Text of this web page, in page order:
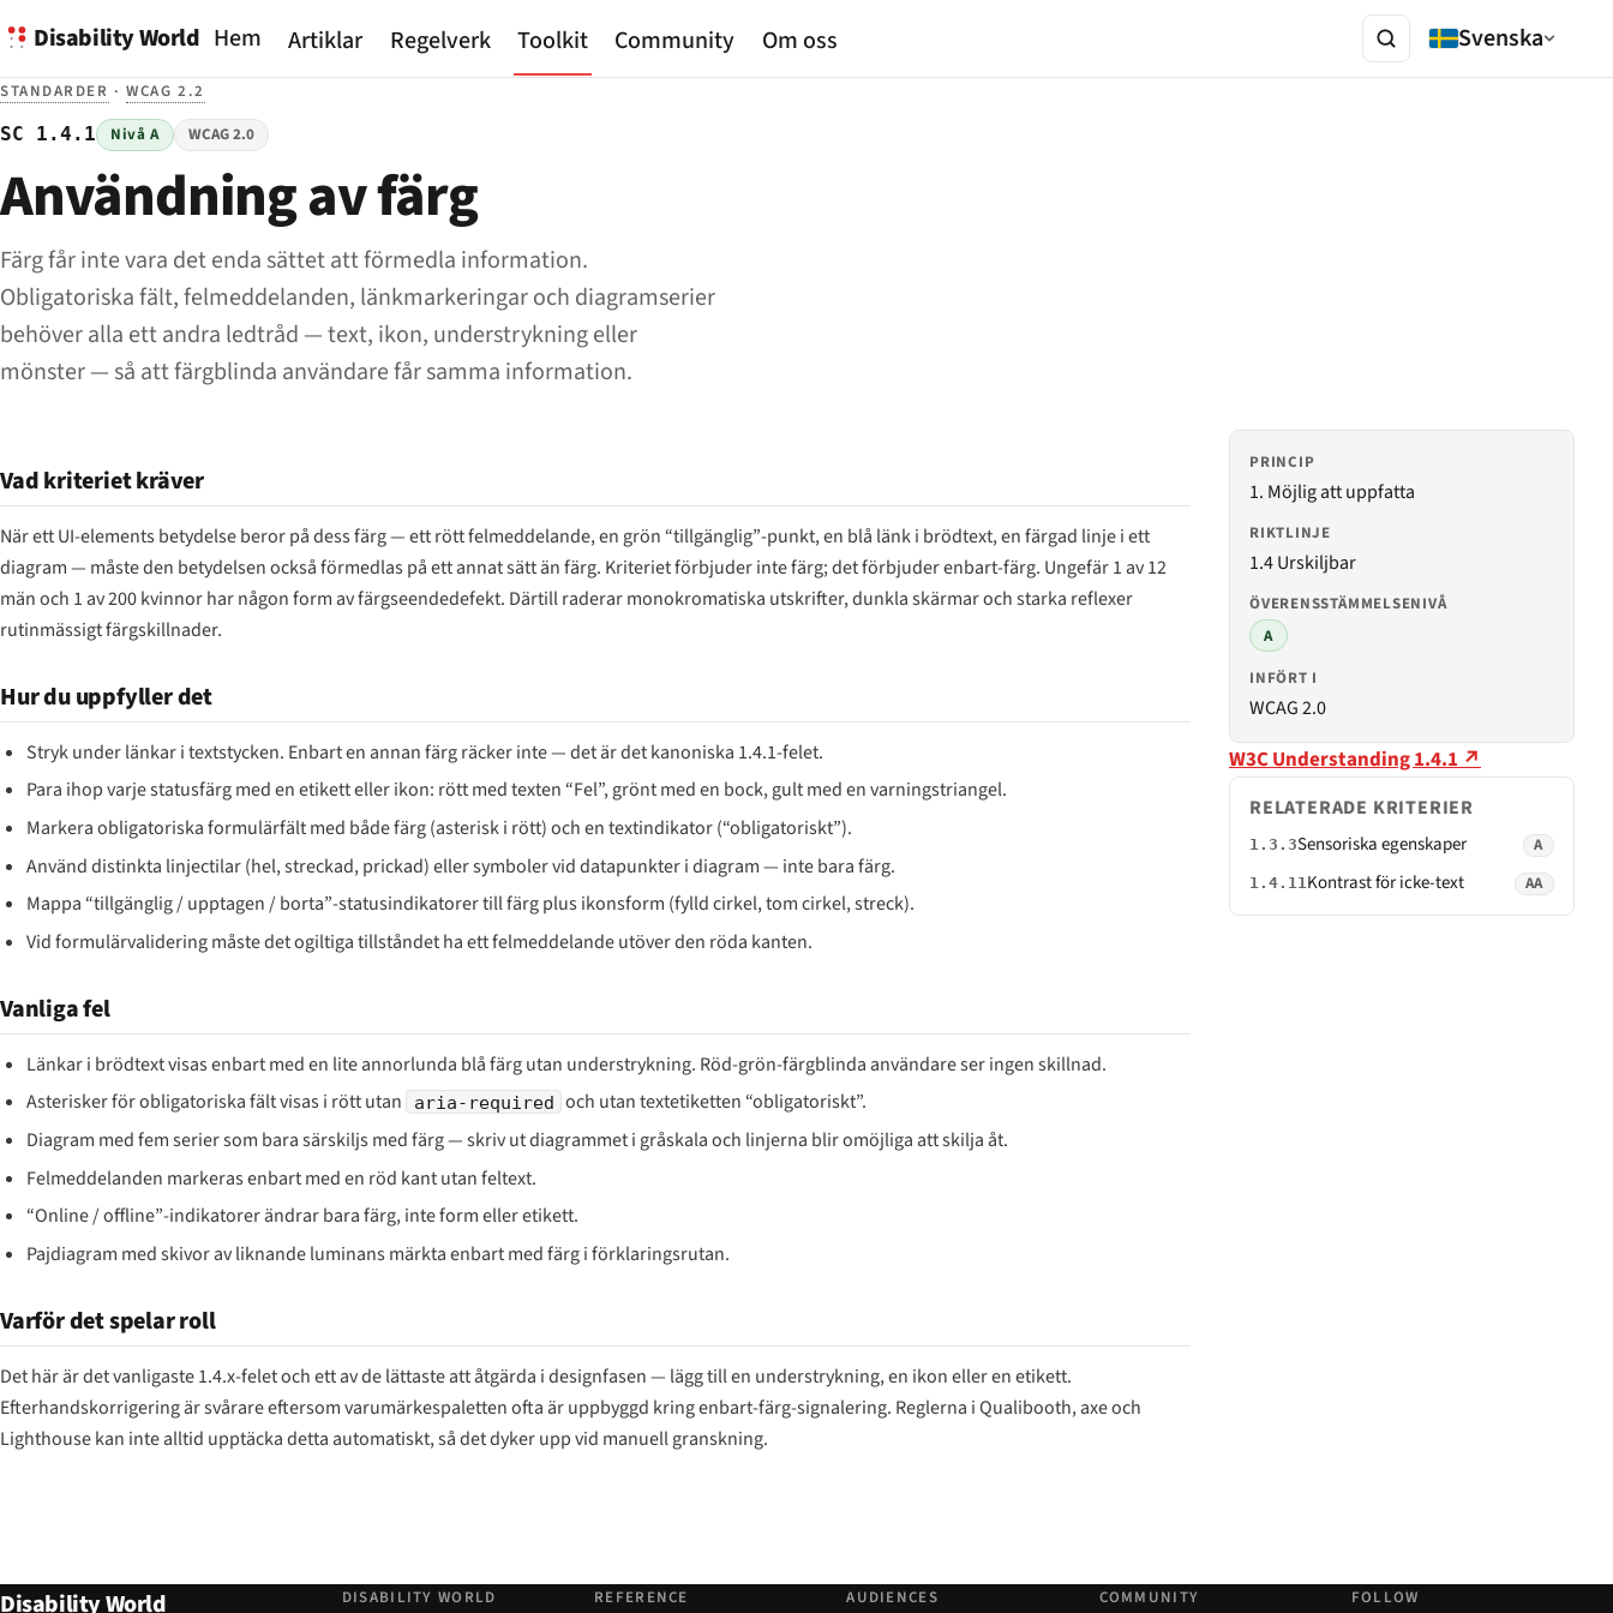
Disability World Hem Artiklar Regelverk Toolkit Community Om oss Svenska
STANDARDER ·WCAG 2.2
SC 1.4.1 Nivå A WCAG 2.0
Användning av färg
Färg får inte vara det enda sättet att förmedla information.
Obligatoriska fält, felmeddelanden, länkmarkeringar och diagramserier
behöver alla ett andra ledtråd — text, ikon, understrykning eller
mönster — så att färgblinda användare får samma information.
Vad kriteriet kräver
När ett UI-elements betydelse beror på dess färg — ett rött felmeddelande, en grön “tillgänglig”-punkt, en blå länk i brödtext, en färgad linje i ett
diagram — måste den betydelsen också förmedlas på ett annat sätt än färg. Kriteriet förbjuder inte färg; det förbjuder enbart-färg. Ungefär 1 av 12
män och 1 av 200 kvinnor har någon form av färgseendedefekt. Därtill raderar monokromatiska utskrifter, dunkla skärmar och starka reflexer
rutinmässigt färgskillnader.
Hur du uppfyller det
Stryk under länkar i textstycken. Enbart en annan färg räcker inte — det är det kanoniska 1.4.1-felet.
Para ihop varje statusfärg med en etikett eller ikon: rött med texten “Fel”, grönt med en bock, gult med en varningstriangel.
Markera obligatoriska formulärfält med både färg (asterisk i rött) och en textindikator (“obligatoriskt”).
Använd distinkta linjесtilar (hel, streckad, prickad) eller symboler vid datapunkter i diagram — inte bara färg.
Mappa “tillgänglig / upptagen / borta”-statusindikatorer till färg plus ikonsform (fylld cirkel, tom cirkel, streck).
Vid formulärvalidering måste det ogiltiga tillståndet ha ett felmeddelande utöver den röda kanten.
Vanliga fel
Länkar i brödtext visas enbart med en lite annorlunda blå färg utan understrykning. Röd-grön-färgblinda användare ser ingen skillnad.
Asterisker för obligatoriska fält visas i rött utan
aria-required och utan textetiketten “obligatoriskt”.
Diagram med fem serier som bara särskiljs med färg — skriv ut diagrammet i gråskala och linjerna blir omöjliga att skilja åt.
Felmeddelanden markeras enbart med en röd kant utan feltext.
“Online / offline”-indikatorer ändrar bara färg, inte form eller etikett.
Pajdiagram med skivor av liknande luminans märkta enbart med färg i förklaringsrutan.
Varför det spelar roll
Det här är det vanligaste 1.4.x-felet och ett av de lättaste att åtgärda i designfasen — lägg till en understrykning, en ikon eller en etikett.
Efterhandskorrigering är svårare eftersom varumärkespaletten ofta är uppbyggd kring enbart-färg-signalering. Reglerna i Qualibooth, axe och
Lighthouse kan inte alltid upptäcka detta automatiskt, så det dyker upp vid manuell granskning.
PRINCIP
1. Möjlig att uppfatta
RIKTLINJE
1.4 Urskiljbar
ÖVERENSSTÄMMELSENIVÅ
A
INFÖRT I
WCAG 2.0
W3C Understanding 1.4.1 ↗
RELATERADE KRITERIER
1.3.3Sensoriska egenskaper A
1.4.11Kontrast för icke-text AA
Disability World DISABILITY WORLD REFERENCE AUDIENCES COMMUNITY FOLLOW